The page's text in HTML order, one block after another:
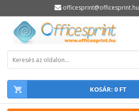
officesprint@officesprint.hu
KOSÁR: 0 FT